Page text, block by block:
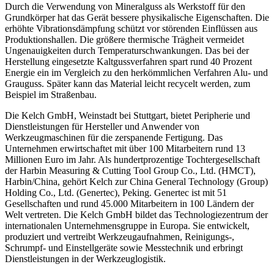
Durch die Verwendung von Mineralguss als Werkstoff für den
Grundkörper hat das Gerät bessere physikalische Eigenschaften. Die
erhöhte Vibrationsdämpfung schützt vor störenden Einflüssen aus
Produktionshallen. Die größere thermische Trägheit vermeidet
Ungenauigkeiten durch Temperaturschwankungen. Das bei der
Herstellung eingesetzte Kaltgussverfahren spart rund 40 Prozent
Energie ein im Vergleich zu den herkömmlichen Verfahren Alu- und
Grauguss. Später kann das Material leicht recycelt werden, zum
Beispiel im Straßenbau.
Die Kelch GmbH, Weinstadt bei Stuttgart, bietet Peripherie und
Dienstleistungen für Hersteller und Anwender von
Werkzeugmaschinen für die zerspanende Fertigung. Das
Unternehmen erwirtschaftet mit über 100 Mitarbeitern rund 13
Millionen Euro im Jahr. Als hundertprozentige Tochtergesellschaft
der Harbin Measuring & Cutting Tool Group Co., Ltd. (HMCT),
Harbin/China, gehört Kelch zur China General Technology (Group)
Holding Co., Ltd. (Genertec), Peking. Genertec ist mit 51
Gesellschaften und rund 45.000 Mitarbeitern in 100 Ländern der
Welt vertreten. Die Kelch GmbH bildet das Technologiezentrum der
internationalen Unternehmensgruppe in Europa. Sie entwickelt,
produziert und vertreibt Werkzeugaufnahmen, Reinigungs-,
Schrumpf- und Einstellgeräte sowie Messtechnik und erbringt
Dienstleistungen in der Werkzeuglogistik.